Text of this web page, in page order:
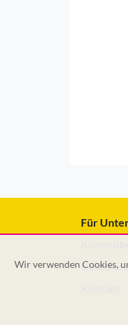
Für
Konto
Wir verwenden Cookies,